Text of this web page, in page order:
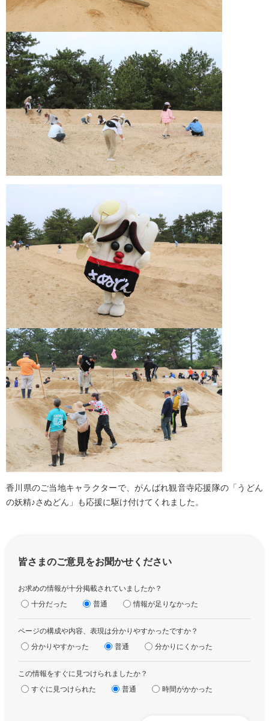
香川県のご当地キャラクターで、がんばれ観音寺応援隊の「うどん
の妖精♪さぬどん」も応援に駆け付けてくれました。
皆さまのご意見をお聞かせください
お求めの情報が十分掲載されていましたか？
十分だった
普通 情報が足りなかった
ページの構成や内容、表現は分かりやすかったですか？
分かりやすかった
普通 分かりにくかった
この情報をすぐに見つけられましたか？
すぐに見つけられた
普通 時間がかかった